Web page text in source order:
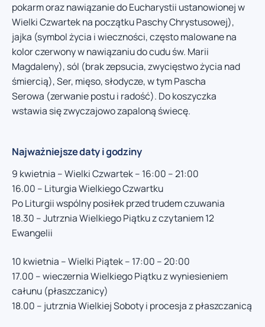
pokarm oraz nawiązanie do Eucharystii ustanowionej w
Wielki Czwartek na początku Paschy Chrystusowej),
jajka (symbol życia i wieczności, często malowane na
kolor czerwony w nawiązaniu do cudu św. Marii
Magdaleny), sól (brak zepsucia, zwycięstwo życia nad
śmiercią), Ser, mięso, słodycze, w tym Pascha
Serowa (zerwanie postu i radość). Do koszyczka
wstawia się zwyczajowo zapaloną świecę.
Najważniejsze daty i godziny
9 kwietnia – Wielki Czwartek – 16:00 – 21:00
16.00 – Liturgia Wielkiego Czwartku
Po Liturgii wspólny posiłek przed trudem czuwania
18.30 – Jutrznia Wielkiego Piątku z czytaniem 12
Ewangelii
10 kwietnia – Wielki Piątek – 17:00 – 20:00
17.00 – wieczernia Wielkiego Piątku z wyniesieniem
całunu (płaszczanicy)
18.00 – jutrznia Wielkiej Soboty i procesja z płaszczanicą